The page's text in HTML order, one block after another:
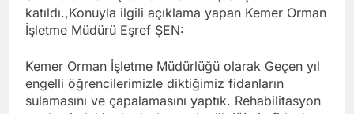
katıldı.,Konuyla ilgili açıklama yapan Kemer Orman
İşletme Müdürü Eşref ŞEN:
Kemer Orman İşletme Müdürlüğü olarak Geçen yıl
engelli öğrencilerimizle diktiğimiz fidanların
sulamasını ve çapalamasını yaptık. Rehabilitasyon